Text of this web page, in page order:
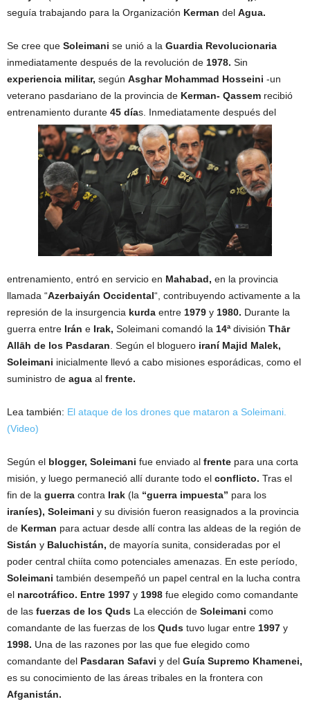
seguía trabajando para la Organización Kerman del Agua.
Se cree que Soleimani se unió a la Guardia Revolucionaria
inmediatamente después de la revolución de 1978. Sin
experiencia militar, según Asghar Mohammad Hosseini -un
veterano pasdariano de la provincia de Kerman- Qassem recibió
entrenamiento durante 45 días. Inmediatamente después del
entrenamiento, entró en servicio en Mahabad, en la provincia
llamada “Azerbaiyán Occidental“, contribuyendo activamente a la
represión de la insurgencia kurda entre 1979 y 1980. Durante la
guerra entre Irán e Irak, Soleimani comandó la 14ªdivisión Thār
Allāh de los Pasdaran . Según el bloguero iraní Majid Malek,
Soleimani inicialmente llevó a cabo misiones esporádicas, como el
suministro de agua al frente.
Lea también: El ataque de los drones que mataron a Soleimani.
(Video)
Según el blogger, Soleimani fue enviado al frente para una corta
misión, y luego permaneció allí durante todo el conflicto. Tras el
fin de la guerra contra Irak (la “guerra impuesta” para los
iraníes), Soleimani y su división fueron reasignados a la provincia
de Kerman para actuar desde allí contra las aldeas de la región de
Sistán y Baluchistán, de mayoría sunita, consideradas por el
poder central chiíta como potenciales amenazas. En este período,
Soleimani también desempeñó un papel central en la lucha contra
el narcotráfico. Entre 1997 y 1998 fue elegido como comandante
de las fuerzas de los Quds La elección de Soleimani como
comandante de las fuerzas de los Quds tuvo lugar entre 1997 y
1998. Una de las razones por las que fue elegido como
comandante del Pasdaran Safavi y del Guía Supremo Khamenei,
es su conocimiento de las áreas tribales en la frontera con
Afganistán.